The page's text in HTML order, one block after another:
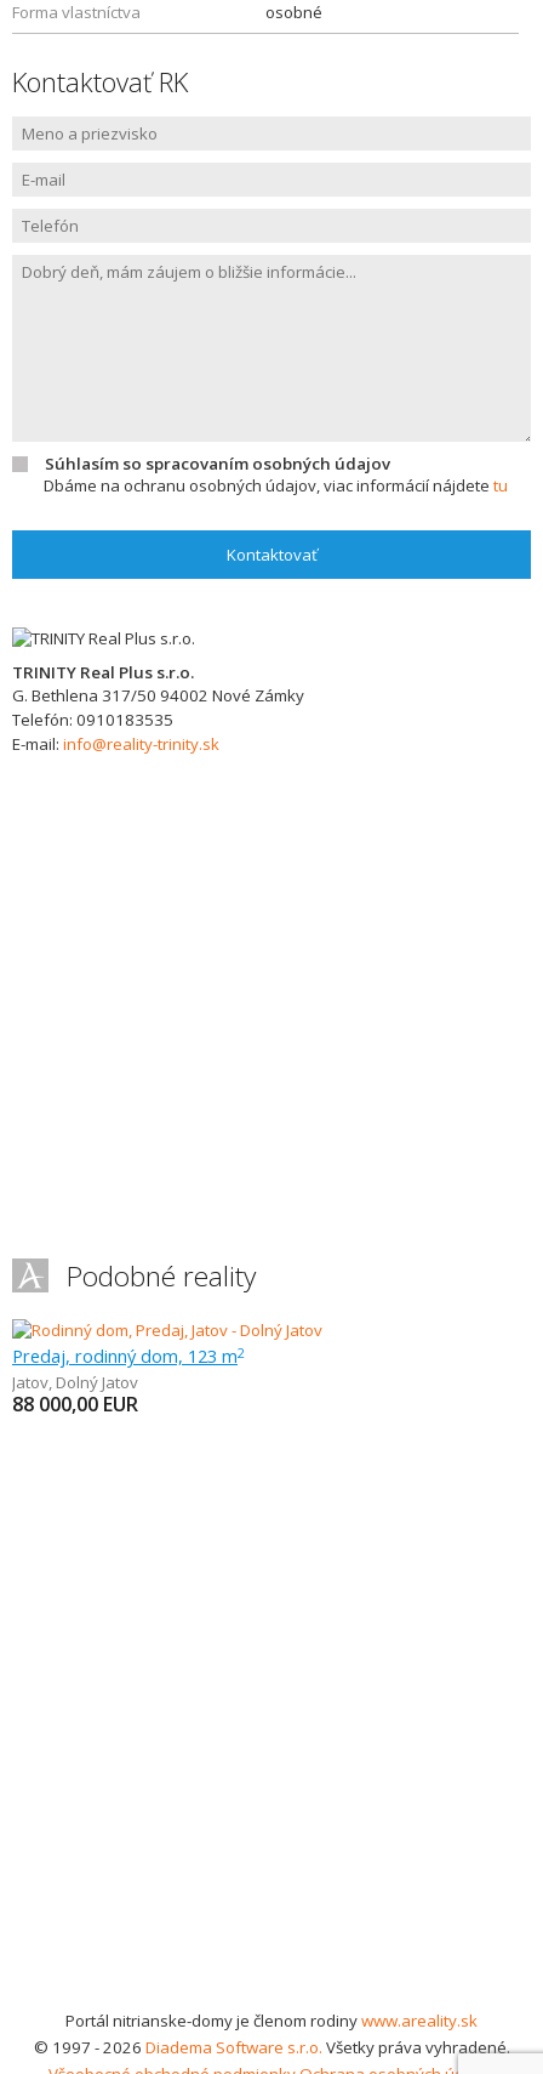
Forma vlastníctva
osobné
Kontaktovať RK
Súhlasím so spracovaním osobných údajov
Dbáme na ochranu osobných údajov, viac informácií nájdete tu
Kontaktovať
TRINITY Real Plus s.r.o.
G. Bethlena 317/50 94002 Nové Zámky
Telefón: 0910183535
E-mail: info@reality-trinity.sk
Podobné reality
Predaj, rodinný dom, 123 m2
Jatov, Dolný Jatov
88 000,00 EUR
Portál nitrianske-domy je členom rodinywww.areality.sk
© 1997 - 2026 Diadema Software s.r.o. Všetky práva vyhradené.